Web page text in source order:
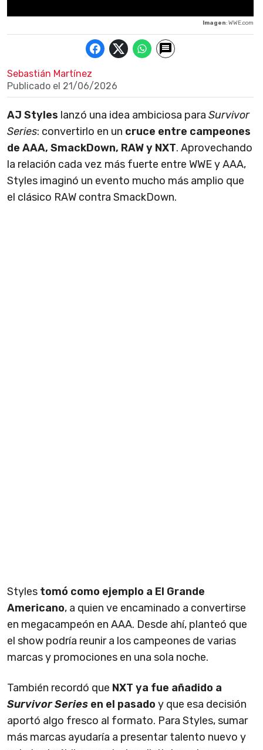
Imagen: WWE.com
Sebastián Martínez
Publicado el 21/06/2026
AJ Styles lanzó una idea ambiciosa para Survivor
Series: convertirlo en un cruce entre campeones
de AAA, SmackDown, RAW y NXT. Aprovechando
la relación cada vez más fuerte entre WWE y AAA,
Styles imaginó un evento mucho más amplio que
el clásico RAW contra SmackDown.
Styles tomó como ejemplo a El Grande
Americano, a quien ve encaminado a convertirse
en megacampeón en AAA. Desde ahí, planteó que
el show podría reunir a los campeones de varias
marcas y promociones en una sola noche.
También recordó que NXT ya fue añadido a
Survivor Series en el pasado y que esa decisión
aportó algo fresco al formato. Para Styles, sumar
más marcas ayudaría a presentar talento nuevo y